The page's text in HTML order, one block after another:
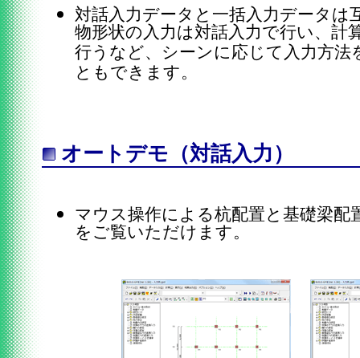
対話入力データと一括入力データは
物形状の入力は対話入力で行い、計
行うなど、シーンに応じて入力方
ともできます。
オートデモ（対話入力）
マウス操作による杭配置と基礎梁配
をご覧いただけます。